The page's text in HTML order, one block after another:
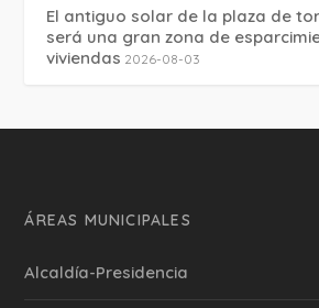
El antiguo solar de la plaza de
será una gran zona de
viviendas 2026-08-03
ÁREAS MUNICIPALES
Alcaldía-Presidencia